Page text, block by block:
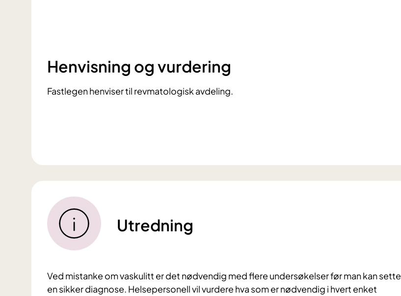
Henvisning og vurdering
Fastlegen henviser til revmatologisk avdeling.
Utredning
Ved mistanke om vaskulitt er det nødvendig med flere undersøkelser før man kan sette
en sikker diagnose. Helsepersonell vil vurdere hva som er nødvendig i hvert enket